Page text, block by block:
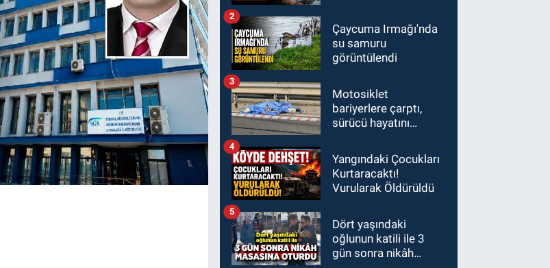
Çaycuma Irmağı'nda
su samuru
görüntülendi
2
Motosiklet
bariyerlere çarptı,
sürücü hayatını
3
Yangındaki Çocukları
Kurtaracaktı!
Vurularak Öldürüldü
4
Dört yaşındaki
oğlunun katili ile 3
gün sonra nikâh
5